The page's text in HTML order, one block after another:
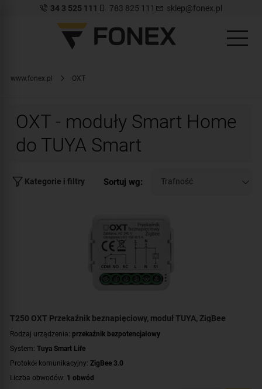
34 3 525 111 783 825 111 sklep@fonex.pl
www.fonex.pl OXT
OXT - moduły Smart Home
do TUYA Smart
Kategorie i filtry Sortuj wg:
T250 OXT Przekaźnik beznapięciowy, moduł TUYA, ZigBee
Rodzaj urządzenia: przekaźnik bezpotencjałowy
System: Tuya Smart Life
Protokół komunikacyjny: ZigBee 3.0
Liczba obwodów: 1 obwód